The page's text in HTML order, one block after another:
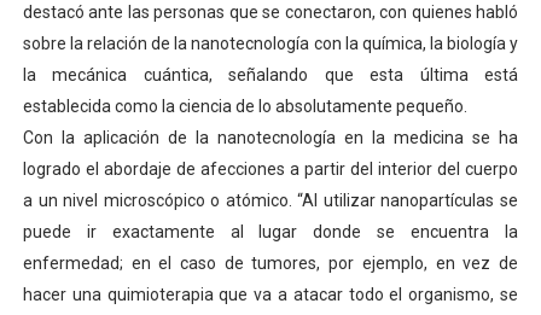
destacó ante las personas que se conectaron, con quienes habló
sobre la relación de la nanotecnología con la química, la biología y
la mecánica cuántica, señalando que esta última está
establecida como la ciencia de lo absolutamente pequeño.
Con la aplicación de la nanotecnología en la medicina se ha
logrado el abordaje de afecciones a partir del interior del cuerpo
a un nivel microscópico o atómico. “Al utilizar nanopartículas se
puede ir exactamente al lugar donde se encuentra la
enfermedad; en el caso de tumores, por ejemplo, en vez de
hacer una quimioterapia que va a atacar todo el organismo, se